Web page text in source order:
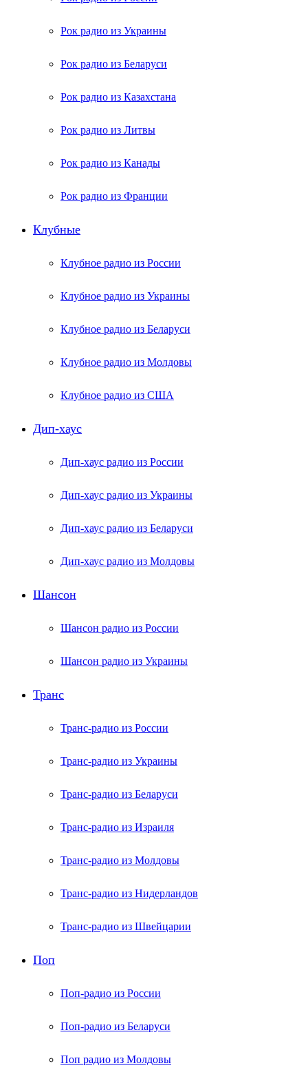
Рок радио из Украины
Рок радио из Беларуси
Рок радио из Казахстана
Рок радио из Литвы
Рок радио из Канады
Рок радио из Франции
Клубные
Клубное радио из России
Клубное радио из Украины
Клубное радио из Беларуси
Клубное радио из Молдовы
Клубное радио из США
Дип-хаус
Дип-хаус радио из России
Дип-хаус радио из Украины
Дип-хаус радио из Беларуси
Дип-хаус радио из Молдовы
Шансон
Шансон радио из России
Шансон радио из Украины
Транс
Транс-радио из России
Транс-радио из Украины
Транс-радио из Беларуси
Транс-радио из Израиля
Транс-радио из Молдовы
Транс-радио из Нидерландов
Транс-радио из Швейцарии
Поп
Поп-радио из России
Поп-радио из Беларуси
Поп радио из Молдовы